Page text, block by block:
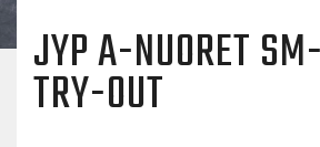
JYP A-NUORET
TRY-OUT